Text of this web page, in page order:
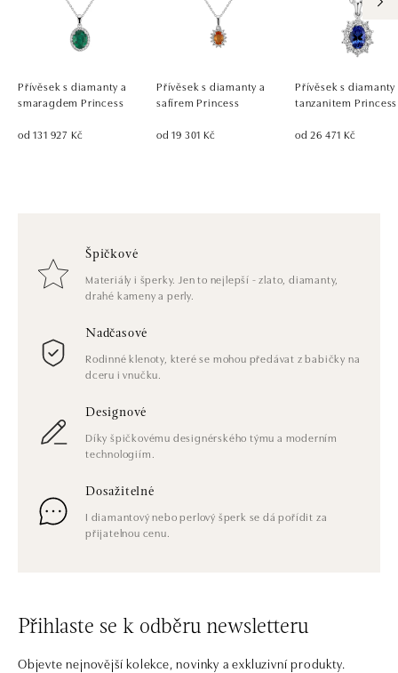
Přívěsek s diamanty a
smaragdem Princess
od 131 927 Kč
Přívěsek s diamanty a
safírem Princess
od 19 301 Kč
Přívěsek s diamanty
tanzanitem Princess
od 26 471 Kč
Špičkové
Materiály i šperky. Jen to nejlepší - zlato, diamanty,
drahé kameny a perly.
Nadčasové
Rodinné klenoty, které se mohou předávat z babičky na
dceru i vnučku.
Designové
Díky špičkovému designérského týmu a moderním
technologiím.
Dosažitelné
I diamantový nebo perlový šperk se dá pořídit za
přijatelnou cenu.
Přihlaste se k odběru newsletteru
Objevte nejnovější kolekce, novinky a exkluzivní produkty.